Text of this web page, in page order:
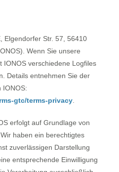
Elgendorfer Str. 57, 56410
Wenn Sie unsere
IONOS verschiedene Logfiles
Details entnehmen Sie der
IONOS:
gtc/terms-privacy
erfolgt auf Grundlage von
haben ein berechtigtes
zuverlässigen Darstellung
entsprechende Einwilligung